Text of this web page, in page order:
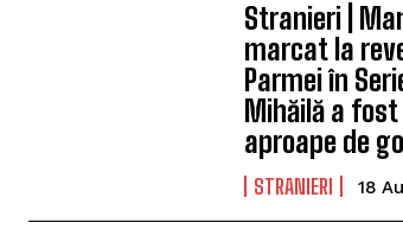
Stranieri |
marcat la
Parmei în
Mihăilă a fost
aproape de gol
STRANIERI 18